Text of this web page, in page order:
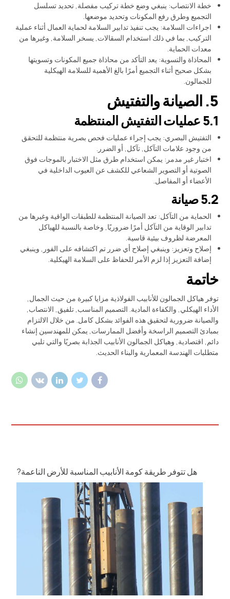
خطة الانتصاب: ينبغي وضع خطة تركيب مفصلة, تحديد تسلسل
التجميع وطرق رفع المكونات وتحديد موضعها.
اجراءات السلامة: يجب تنفيذ تدابير السلامة لحماية العمال أثناء عملية
التركيب, بما في ذلك استخدام السقالات, يسخر السلامة, وغيرها من
معدات الحماية.
المحاذاة والتسوية: يعد التأكد من محاذاة جميع المكونات وتسويتها
بشكل صحيح أثناء التجميع أمرًا بالغ الأهمية للسلامة الهيكلية
للجمالون.
5. الصيانة والتفتيش
5.1 عمليات التفتيش المنتظمة
التفتيش البصري: يجب إجراء عمليات فحص بصرية منتظمة للتحقق
من وجود علامات التآكل, تآكل, أو الضرر.
اختبار غير مدمر: يمكن استخدام طرق مثل الاختبار بالموجات فوق
الصوتية أو التصوير الشعاعي للكشف عن العيوب الداخلية في
الأعضاء أو المفاصل.
5.2 صيانة
الحماية من التآكل: تعد الصيانة المنتظمة للطبقات الواقية وغيرها من
تدابير الوقاية من التآكل أمرًا ضروريًا, وخاصة بالنسبة للهياكل
المعرضة لظروف بيئية قاسية.
إصلاح وتعزيز: وينبغي إصلاح أي ضرر تم اكتشافه على الفور, وينبغي
إضافة التعزيز إذا لزم الأمر للحفاظ على السلامة الهيكلية.
خاتمة
توفر هياكل الجمالون للأنابيب الفولاذية مزايا كبيرة من حيث الجمال,
الأداء الهيكلي, والكفاءة المادية. التصميم المناسب, تلفيق, الانتصاب,
والصيانة ضرورية لتحقيق هذه الفوائد بشكل كامل. من خلال الالتزام
بمبادئ التصميم الراسخة وأفضل الممارسات, يمكن للمهندسين إنشاء
دائم, اقتصادية, وهياكل الجمالون الأنابيب الجذابة بصريًا والتي تلبي
متطلبات الهندسة المعمارية والبناء الحديث.
هل تتوفر طريقة كومة الأنابيب المناسبة للأرض الناعمة?